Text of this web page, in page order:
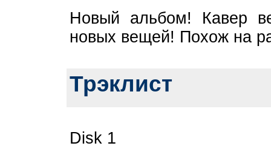
Новый альбом! Кавер
новых вещей! Похож на
Трэклист
Disk 1